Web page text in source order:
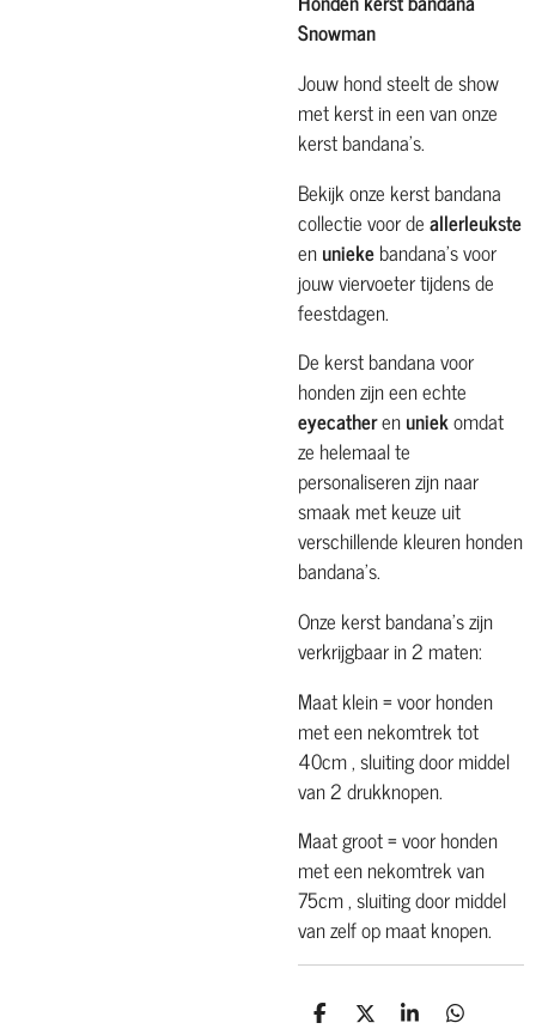
Snowman
Jouw hond steelt de show
met kerst in een van onze
kerst bandana's.
Bekijk onze kerst bandana
collectie voor deallerleukste
enuniekebandana's voor
jouw viervoeter tijdens de
feestdagen.
De kerst bandana voor
honden zijn een echte
eyecatherenuniekomdat
ze helemaal te
personaliseren zijn naar
smaak met keuze uit
verschillende kleuren honden
bandana's.
Onze kerst bandana's zijn
verkrijgbaar in 2 maten:
Maat klein = voor honden
met een nekomtrek tot
40cm , sluiting door middel
van 2 drukknopen.
Maat groot = voor honden
met een nekomtrek van
75cm , sluiting door middel
van zelf op maat knopen.
D D S D